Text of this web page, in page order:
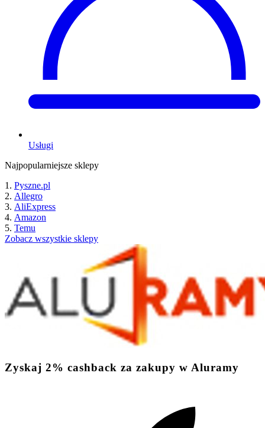
Usługi
Najpopularniejsze sklepy
Pyszne.pl
Allegro
AliExpress
Amazon
Temu
Zobacz wszystkie sklepy
Zyskaj 2% cashback za zakupy w Aluramy